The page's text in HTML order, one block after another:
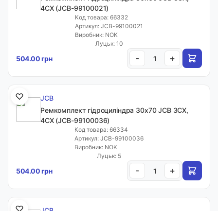
Доставка і оплата
Калькулятори
Live
+38 063 1066771
+38 096 1911230
4CX (JCB-99100021)
Код товара: 66332
Артикул: JCB-99100021
Виробник: NOK
Луцьк: 10
504.00 грн - +
JCB
Ремкомплект гідроциліндра 30x70 JCB 3CX,
4CX (JCB-99100036)
Код товара: 66334
Артикул: JCB-99100036
Виробник: NOK
Луцьк: 5
504.00 грн - +